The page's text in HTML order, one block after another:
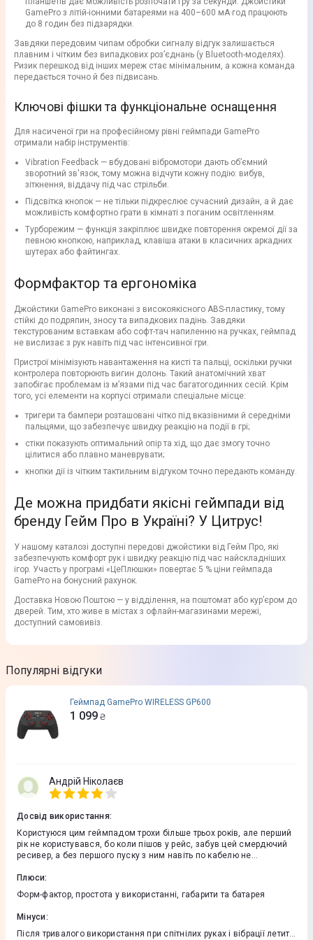
GamePro з літій-іонними батареями на 400–600 мА·год працюють
до 8 годин без підзарядки.
Завдяки передовим чипам обробки сигналу відгук залишається
плавним і чітким без випадкових роз’єднань (у Bluetooth-моделях).
Ризик перешкод від інших мереж стає мінімальним, а кожна команда
передається точно й без підвисань.
Ключові фішки та функціональне оснащення
Для насиченої гри на професійному рівні геймпади GamePro
отримали набір інструментів:
Vibration Feedback — вбудовані вібромотори дають об’ємний
зворотний зв'язок, тому можна відчути кожну подію: вибув,
зіткнення, віддачу під час стрільби.
Підсвітка кнопок — не тільки підкреслює сучасний дизайн, а й дає
можливість комфортно грати в кімнаті з поганим освітленням.
Турборежим — функція закріплює швидке повторення окремої дії за
певною кнопкою, наприклад, клавіша атаки в класичних аркадних
шутерах або файтингах.
Формфактор та ергономіка
Джойстики GamePro виконані з високоякісного ABS-пластику, тому
стійкі до подряпин, зносу та випадкових падінь. Завдяки
текстурованим вставкам або софт-тач напиленню на ручках, геймпад
не вислизає з рук навіть під час інтенсивної гри.
Пристрої мінімізують навантаження на кисті та пальці, оскільки ручки
контролера повторюють вигин долонь. Такий анатомічний хват
запобігає проблемам із м’язами під час багатогодинних сесій. Крім
того, усі елементи на корпусі отримали спеціальне місце:
тригери та бампери розташовані чітко під вказівними й середніми
пальцями, що забезпечує швидку реакцію на події в грі;
стіки показують оптимальний опір та хід, що дає змогу точно
цілитися або плавно маневрувати;
кнопки дії із чітким тактильним відгуком точно передають команду.
Де можна придбати якісні геймпади від
бренду Гейм Про в Україні? У Цитрус!
У нашому каталозі доступні передові джойстики від Гейм Про, які
забезпечують комфорт рук і швидку реакцію під час найскладніших
ігор. Участь у програмі «ЦеПлюшки» повертає 5 % ціни геймпада
GamePro на бонусний рахунок.
Доставка Новою Поштою — у відділення, на поштомат або кур’єром до
дверей. Тим, хто живе в містах з офлайн-магазинами мережі,
доступний самовивіз.
Популярні відгуки
Геймпад GamePro WIRELESS GP600
1 099 ₴
Андрій Ніколаєв
Досвід використання:
Користуюся цим геймпадом трохи більше трьох років, але перший
рік не користувався, бо коли пішов у рейс, забув цей смердючий
ресивер, а без першого пуску з ним навіть по кабелю не
лежить у руці. Кнопки приємно натискаються і не заліпають через
стільки часу. Все щодо окремих частин геймпада зроблено дуже
добре. Підключається дуже швидко та просто. Підключив ресивер
у ПК, натиснув кнопку включення на геймпаді і вже можеш грати.
Жодних додаткових софтів не потрібно. Батарея тримає дуже
довго, іноді навіть забував, що він бездротовий і дивувався, що
Плюси:
Форм-фактор, простота у використанні, габарити та батарея
Мінуси:
Після тривалого використання при спітнілих руках і вібрації летить